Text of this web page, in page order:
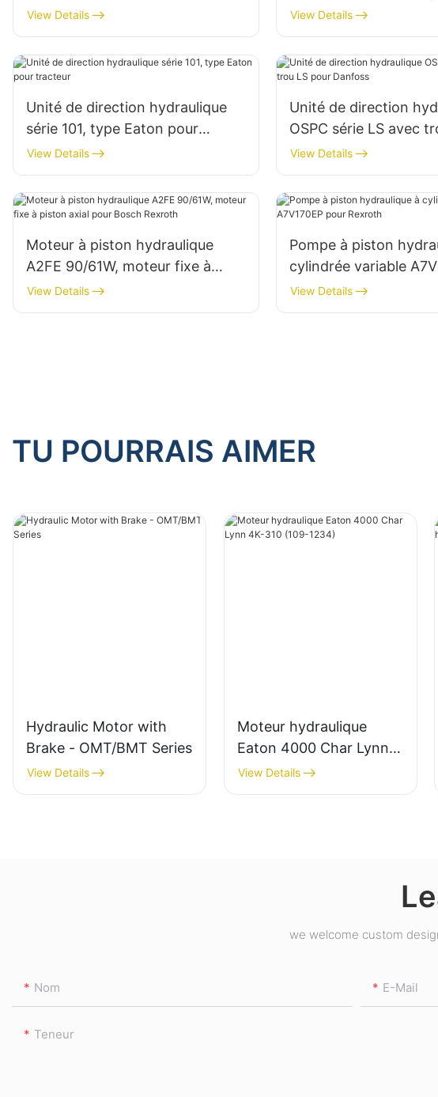
avec soupape de pression de
sécurité
View Details
pour type Danfoss
View Details
Unité de direction hydraulique
série 101, type Eaton pour
tracteur
View Details
Unité de direction
OSPC série LS avec
Danfoss
View Details
Moteur à piston hydraulique
A2FE 90/61W, moteur fixe à
piston axial pour Bosch Rexroth
View Details
Pompe à piston
cylindrée variable
pour Rexroth
View Details
TU POURRAIS AIMER
Hydraulic Motor with
Brake - OMT/BMT Series
View Details
Moteur hydraulique
Eaton 4000 Char Lynn
4K-310 (109-1234)
View Details
we welcome custom
Nom E-Mail
Teneur